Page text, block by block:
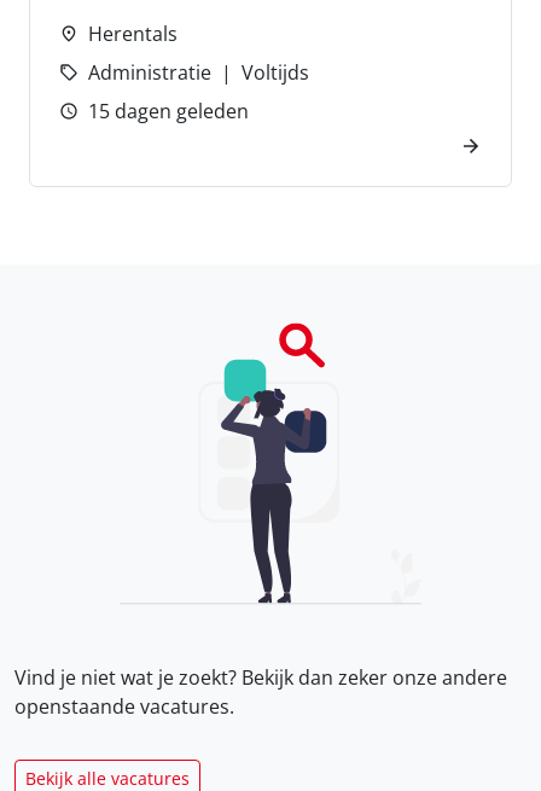
Herentals
Administratie
Voltijds
15 dagen geleden
Vind je niet wat je zoekt? Bekijk dan zeker onzeandere
openstaande vacatures.
Bekijk alle vacatures